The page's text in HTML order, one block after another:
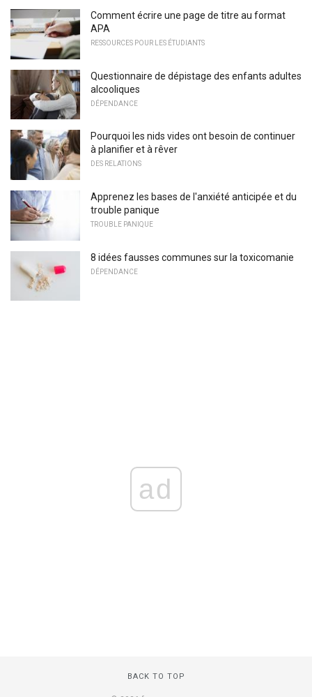
Comment écrire une page de titre au format
APA
RESSOURCES POUR LES ÉTUDIANTS
Questionnaire de dépistage des enfants adultes
alcooliques
DÉPENDANCE
Pourquoi les nids vides ont besoin de continuer
à planifier et à rêver
DES RELATIONS
Apprenez les bases de l'anxiété anticipée et du
trouble panique
TROUBLE PANIQUE
8 idées fausses communes sur la toxicomanie
DÉPENDANCE
ad
BACK TO TOP